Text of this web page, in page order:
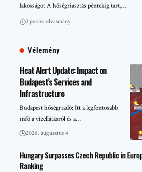
lakosságot A hőségriasztás péntekig tart,…
3 perces olvasmány
Vélemény
Heat Alert Update: Impact on
Budapest’s Services and
Infrastructure
Budapest hőségriadó: Itt a legfontosabb
infó a vízellátásról és a…
2026. augusztus 4
Hungary Surpasses Czech Republic in
Ranking